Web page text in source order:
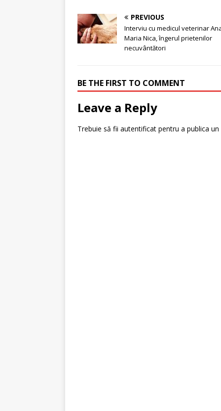
PREVIOUS
Interviu cu medicul veterinar
Maria Nica, îngerul prietenilor
necuvântători
BE THE FIRST TO COMMENT
Leave a Reply
Trebuie să fii autentificat pentru a publica